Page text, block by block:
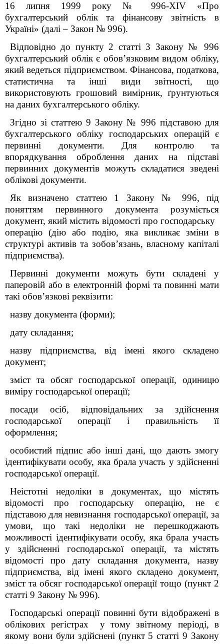
16 липня 1999 року № 996-XIV «Про
бухгалтерський облік та фінансову звітність в
Україні» (далі – Закон № 996).
Відповідно до пункту 2 статті 3 Закону № 996
бухгалтерський облік є обов’язковим видом обліку,
який ведеться підприємством. Фінансова, податкова,
статистична та інші види звітності, що
використовують грошовий вимірник, ґрунтуються
на даних бухгалтерського обліку.
Згідно зі статтею 9 Закону № 996 підставою для
бухгалтерського обліку господарських операцій є
первинні документи. Для контролю та
впорядкування оброблення даних на підставі
первинних документів можуть складатися зведені
облікові документи.
Як визначено статтею 1 Закону № 996, під
поняттям первинного документа розуміється
документ, який містить відомості про господарську
операцію (дію або подію, яка викликає зміни в
структурі активів та зобов’язань, власному капіталі
підприємства).
Первинні документи можуть бути складені у
паперовій або в електронній формі та повинні мати
такі обов’язкові реквізити:
назву документа (форми);
дату складання;
назву підприємства, від імені якого складено
документ;
зміст та обсяг господарської операції, одиницю
виміру господарської операції;
посади осіб, відповідальних за здійснення
господарської операції і правильність її
оформлення;
особистий підпис або інші дані, що дають змогу
ідентифікувати особу, яка брала участь у здійсненні
господарської операції.
Неістотні недоліки в документах, що містять
відомості про господарську операцію, не є
підставою для невизнання господарської операції, за
умови, що такі недоліки не перешкоджають
можливості ідентифікувати особу, яка брала участь
у здійсненні господарської операції, та містять
відомості про дату складання документа, назву
підприємства, від імені якого складено документ,
зміст та обсяг господарської операції тощо (пункт 2
статті 9 Закону № 996).
Господарські операції повинні бути відображені в
облікових регістрах у тому звітному періоді, в
якому вони були здійснені (пункт 5 статті 9 Закону